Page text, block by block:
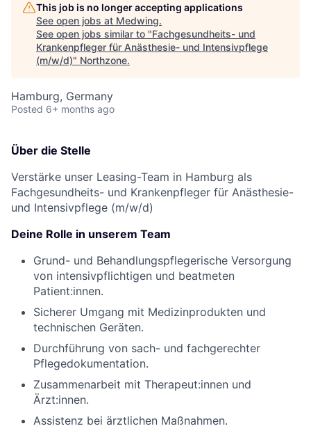
This job is no longer accepting applications
See open jobs at Medwing.
See open jobs similar to "Fachgesundheits- und
Krankenpfleger für Anästhesie- und Intensivpflege
(m/w/d)" Northzone.
Hamburg, Germany
Posted 6+ months ago
Über die Stelle
Verstärke unser Leasing-Team in Hamburg als
Fachgesundheits- und Krankenpfleger für Anästhesie-
und Intensivpflege (m/w/d)
Deine Rolle in unserem Team
Grund- und Behandlungspflegerische Versorgung
von intensivpflichtigen und beatmeten
Patient:innen.
Sicherer Umgang mit Medizinprodukten und
technischen Geräten.
Durchführung von sach- und fachgerechter
Pflegedokumentation.
Zusammenarbeit mit Therapeut:innen und
Ärzt:innen.
Assistenz bei ärztlichen Maßnahmen.